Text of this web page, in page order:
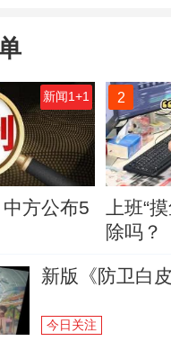
新闻1+1
方公布5
2
上班“
除吗？
新版《防卫白
今日关注